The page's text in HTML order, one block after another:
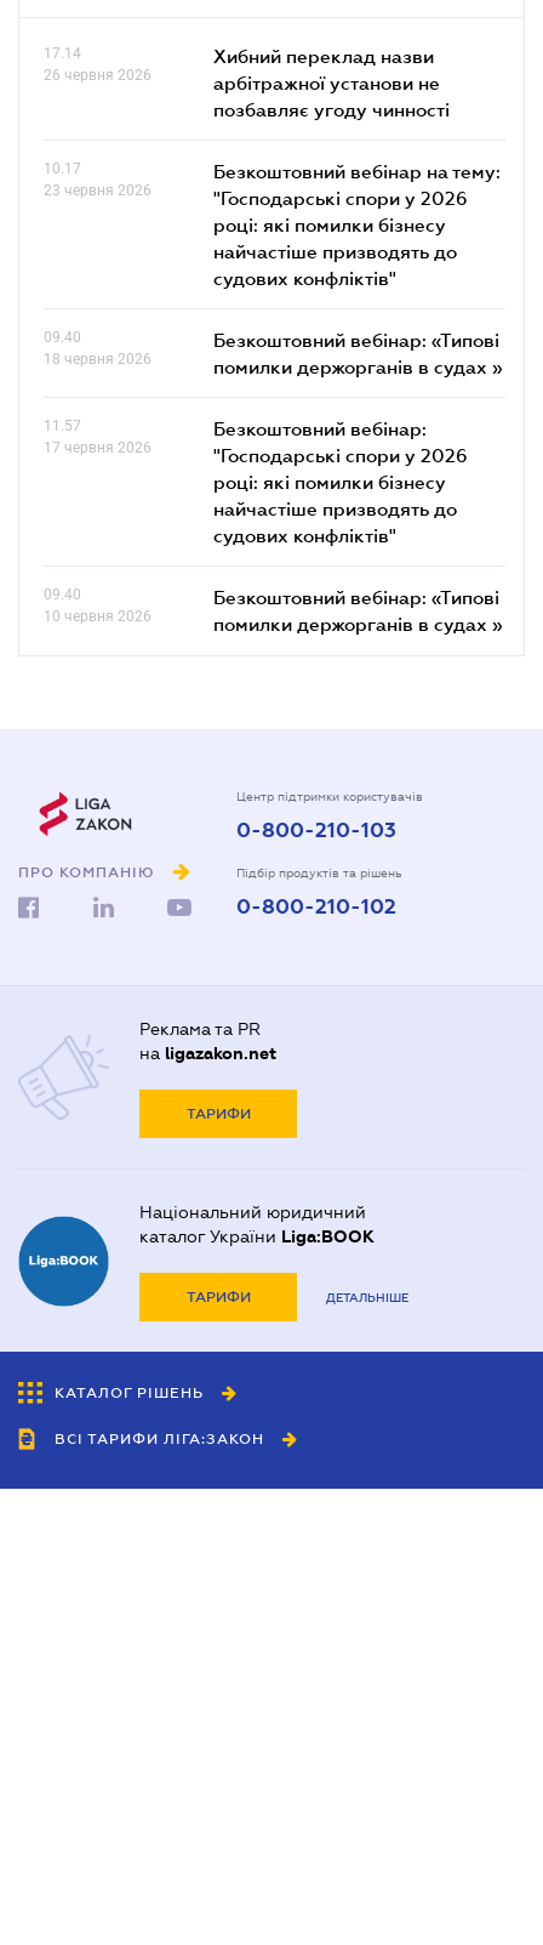
17.14
26 червня 2026
Хибний переклад назви
арбітражної установи не
позбавляє угоду чинності
10.17
23 червня 2026
Безкоштовний вебінар на тему:
"Господарські спори у 2026
році: які помилки бізнесу
найчастіше призводять до
судових конфліктів"
09.40
18 червня 2026
Безкоштовний вебінар: «Типові
помилки держорганів в судах »
11.57
17 червня 2026
Безкоштовний вебінар:
"Господарські спори у 2026
році: які помилки бізнесу
найчастіше призводять до
судових конфліктів"
09.40
10 червня 2026
Безкоштовний вебінар: «Типові
помилки держорганів в судах »
ПРО КОМПАНІЮ
Центр підтримки користувачів
0-800-210-103
Підбір продуктів та рішень
0-800-210-102
Реклама та PR
на ligazakon.net
ТАРИФИ
Національний юридичний
каталог України Liga:BOOK
ТАРИФИ ДЕТАЛЬНІШЕ
КАТАЛОГ РІШЕНЬ
ВСІ ТАРИФИ ЛІГА:ЗАКОН